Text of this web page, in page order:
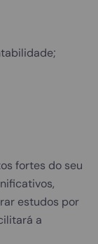
fortes do seu
estudos por
a